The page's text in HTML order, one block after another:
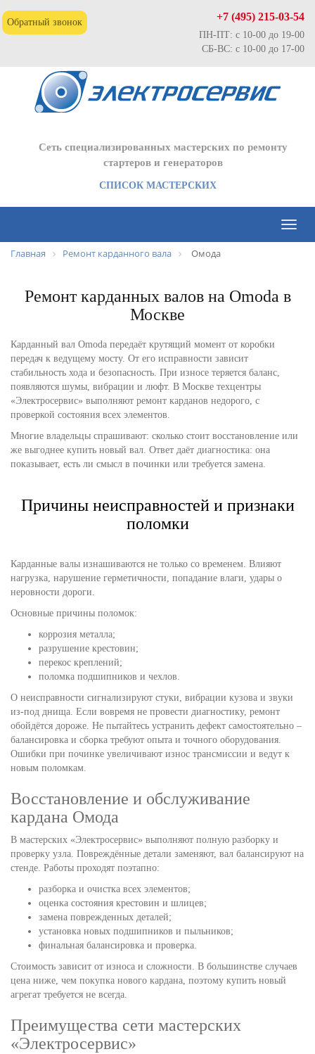
Обратный звонок +7 (495) 215-03-54
ПН-ПТ: с 10-00 до 19-00
СБ-ВС: с 10-00 до 17-00
Сеть специализированных мастерских по ремонту
стартеров и генераторов
СПИСОК МАСТЕРСКИХ
Toggle
Главная Ремонт карданного вала Омода
Ремонт карданных валов на Omoda в
Москве
Карданный вал Omoda передаёт крутящий момент от коробки
передач к ведущему мосту. От его исправности зависит
стабильность хода и безопасность. При износе теряется баланс,
появляются шумы, вибрации и люфт. В Москве техцентры
«Электросервис» выполняют ремонт карданов недорого, с
проверкой состояния всех элементов.
Многие владельцы спрашивают: сколько стоит восстановление или
же выгоднее купить новый вал. Ответ даёт диагностика: она
показывает, есть ли смысл в починки или требуется замена.
Причины неисправностей и признаки
поломки
Карданные валы изнашиваются не только со временем. Влияют
нагрузка, нарушение герметичности, попадание влаги, удары о
неровности дороги.
Основные причины поломок:
коррозия металла;
разрушение крестовин;
перекос креплений;
поломка подшипников и чехлов.
О неисправности сигнализируют стуки, вибрации кузова и звуки
из-под днища. Если вовремя не провести диагностику, ремонт
обойдётся дороже. Не пытайтесь устранить дефект самостоятельно –
балансировка и сборка требуют опыта и точного оборудования.
Ошибки при починке увеличивают износ трансмиссии и ведут к
новым поломкам.
Восстановление и обслуживание
кардана Омода
В мастерских «Электросервис» выполняют полную разборку и
проверку узла. Повреждённые детали заменяют, вал балансируют на
стенде. Работы проходят поэтапно:
разборка и очистка всех элементов;
оценка состояния крестовин и шлицев;
замена поврежденных деталей;
установка новых подшипников и пыльников;
финальная балансировка и проверка.
Стоимость зависит от износа и сложности. В большинстве случаев
цена ниже, чем покупка нового кардана, поэтому купить новый
агрегат требуется не всегда.
Преимущества сети мастерских
«Электросервис»